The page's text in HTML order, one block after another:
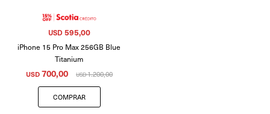
iPhone 15 Pro Max 256GB Blue
Titanium
USD 700,00 USD1.200,00
USD 595,00